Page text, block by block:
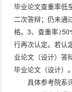
毕业论文查重率低
二次答辩；仍未通
格。3、查重率
行再次认定。若认
业论文（设计）答
毕业论文（设计）。
具体参考院系